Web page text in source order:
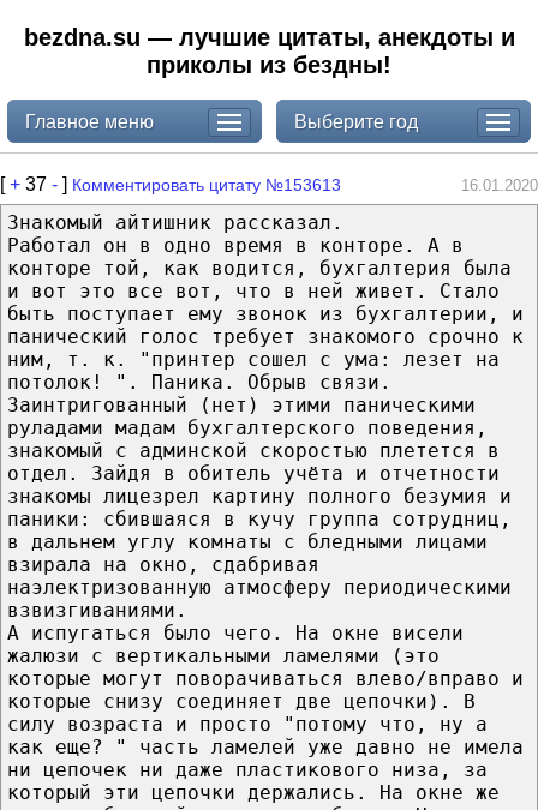
bezdna.su — лучшие цитаты, анекдоты и
приколы из бездны!
Главное меню Выберите год
[+ 37 - ] Комментировать цитату №153613 16.01.2020
Знакомый айтишник рассказал.
Работал он в одно время в конторе. А в
конторе той, как водится, бухгалтерия была
и вот это все вот, что в ней живет. Стало
быть поступает ему звонок из бухгалтерии, и
панический голос требует знакомого срочно к
ним, т. к. "принтер сошел с ума: лезет на
потолок! ". Паника. Обрыв связи.
Заинтригованный (нет) этими паническими
руладами мадам бухгалтерского поведения,
знакомый с админской скоростью плетется в
отдел. Зайдя в обитель учёта и отчетности
знакомы лицезрел картину полного безумия и
паники: сбившаяся в кучу группа сотрудниц,
в дальнем углу комнаты с бледными лицами
взирала на окно, сдабривая
наэлектризованную атмосферу периодическими
взвизгиваниями.
А испугаться было чего. На окне висели
жалюзи с вертикальными ламелями (это
которые могут поворачиваться влево/вправо и
которые снизу соединяет две цепочки). В
силу возраста и просто "потому что, ну а
как еще? " часть ламелей уже давно не имела
ни цепочек ни даже пластикового низа, за
который эти цепочки держались. На окне же